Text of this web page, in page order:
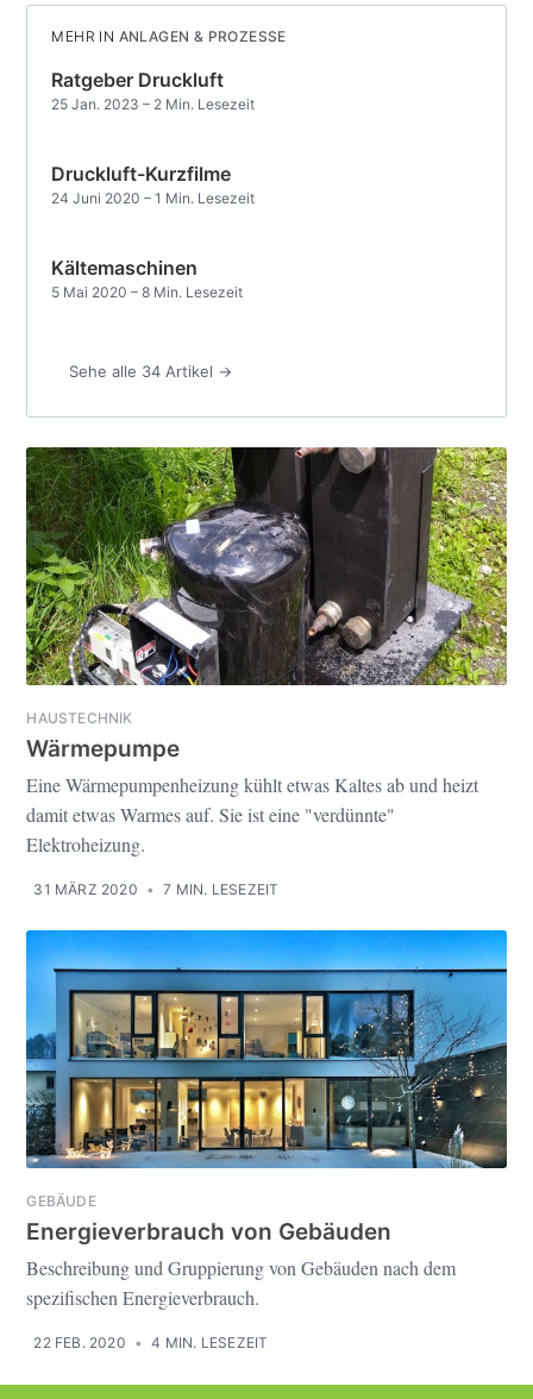
MEHR IN ANLAGEN & PROZESSE
Ratgeber Druckluft
25 Jan. 2023 – 2 Min. Lesezeit
Druckluft-Kurzfilme
24 Juni 2020 – 1 Min. Lesezeit
Kältemaschinen
5 Mai 2020 – 8 Min. Lesezeit
Sehe alle 34 Artikel →
HAUSTECHNIK
Wärmepumpe
Eine Wärmepumpenheizung kühlt etwas Kaltes ab und heizt
damit etwas Warmes auf. Sie ist eine "verdünnte"
Elektroheizung.
31 MÄRZ 2020 • 7 MIN. LESEZEIT
GEBÄUDE
Energieverbrauch von Gebäuden
Beschreibung und Gruppierung von Gebäuden nach dem
spezifischen Energieverbrauch.
22 FEB. 2020 • 4 MIN. LESEZEIT